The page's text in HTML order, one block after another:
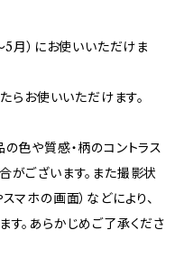
月）にお使いいただけま
らお使いいただけます。
色や質感・柄のコントラス
がございます。また撮影状
マホの画面）などにより、
。あらかじめご了承くださ